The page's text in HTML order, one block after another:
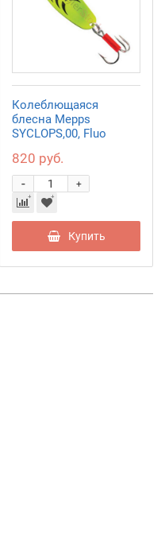
Колеблющаяся
блесна Mepps
SYCLOPS,00, Fluo
820 руб.
+
-
Купить